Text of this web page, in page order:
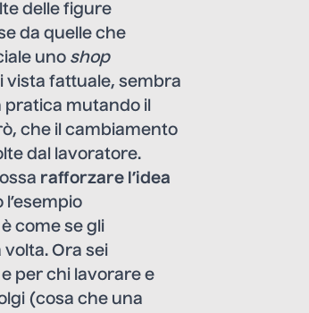
delle figure
da quelle che
uno shop
vista fattuale, sembra
pratica mutando il
che il cambiamento
dal lavoratore.
rafforzare l’idea
come se gli
Ora sei
per chi lavorare e
(cosa che una